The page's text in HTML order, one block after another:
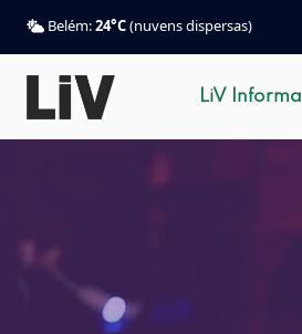
Belém:24°C(nuvens dispersas)
LiV Informa